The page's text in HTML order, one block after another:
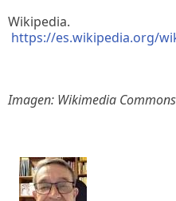
Wikipedia.
https://es.wikipedia.org/
Imagen: Wikimedia Commons